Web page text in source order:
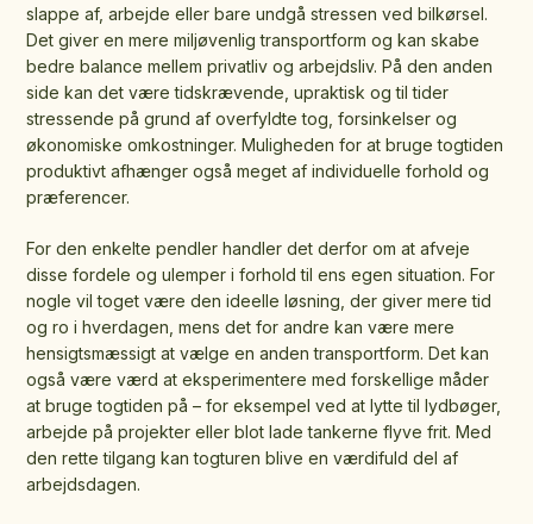
slappe af, arbejde eller bare undgå stressen ved bilkørsel.
Det giver en mere miljøvenlig transportform og kan skabe
bedre balance mellem privatliv og arbejdsliv. På den anden
side kan det være tidskrævende, upraktisk og til tider
stressende på grund af overfyldte tog, forsinkelser og
økonomiske omkostninger. Muligheden for at bruge togtiden
produktivt afhænger også meget af individuelle forhold og
præferencer.
For den enkelte pendler handler det derfor om at afveje
disse fordele og ulemper i forhold til ens egen situation. For
nogle vil toget være den ideelle løsning, der giver mere tid
og ro i hverdagen, mens det for andre kan være mere
hensigtsmæssigt at vælge en anden transportform. Det kan
også være værd at eksperimentere med forskellige måder
at bruge togtiden på – for eksempel ved at lytte til lydbøger,
arbejde på projekter eller blot lade tankerne flyve frit. Med
den rette tilgang kan togturen blive en værdifuld del af
arbejdsdagen.